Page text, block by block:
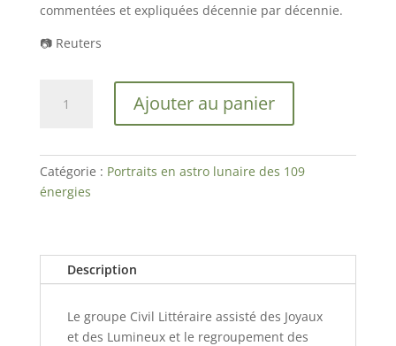
commentées et expliquées décennie par décennie.
📷 Reuters
Ajouter au panier
Catégorie : Portraits en astro lunaire des 109
énergies
Description
Le groupe Civil Littéraire assisté des Joyaux
et des Lumineux et le regroupement des